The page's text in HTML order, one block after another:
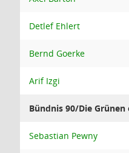
Detlef Ehlert
Bernd Goerke
Arif Izgi
Bündnis 90/Die
Sebastian Pewny